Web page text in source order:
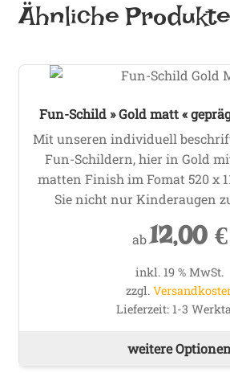
Ähnliche Produkte
Fun-Schild » Gold matt «
Mit unseren individuell
Fun-Schildern, hier in Gold
matten Finish im Fomat 520 x
Sie nicht nur Kinderaugen
ab12,00€
inkl. 19 % MwSt.
zzgl.
Lieferzeit: 1-3
weitere